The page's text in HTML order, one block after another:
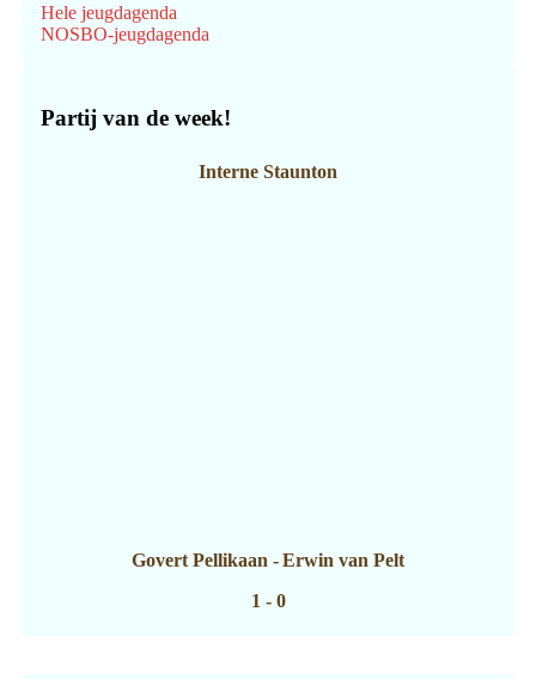
Hele jeugdagenda
NOSBO-jeugdagenda
Partij van de week!
Interne Staunton
Govert Pellikaan - Erwin van Pelt
1 - 0